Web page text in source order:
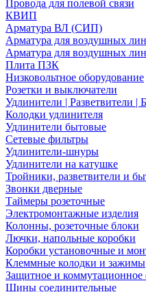
Провода для полевой связи
КВИП
Арматура ВЛ (СИП)
Арматура для воздушных
Арматура для воздушных
Плита ПЗК
Низковольтное оборудование
Розетки и выключатели
Удлинители | Разветвители |
Колодки удлинителя
Удлинители бытовые
Сетевые фильтры
Удлинители-шнуры
Удлинители на катушке
Тройники, разветвители и
Звонки дверные
Таймеры розеточные
Электромонтажные изделия
Колонны, розеточные блоки
Лючки, напольные коробки
Коробки установочные и
Клеммные колодки и зажимы
Защитное и коммутационное
Шины соединительные